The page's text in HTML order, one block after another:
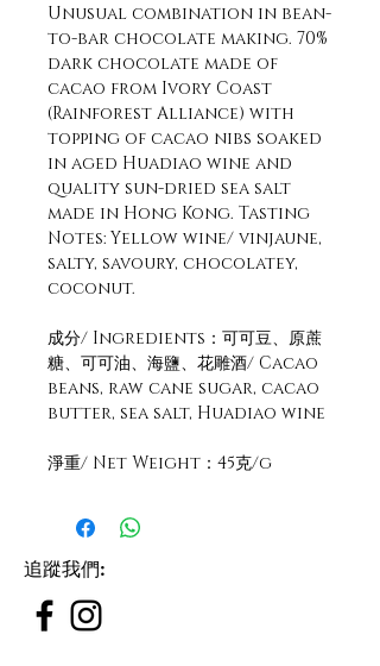
Unusual combination in bean-
to-bar chocolate making. 70%
dark chocolate made of
cacao from Ivory Coast
(Rainforest Alliance) with
topping of cacao nibs soaked
in aged Huadiao wine and
quality sun-dried sea salt
made in Hong Kong. Tasting
Notes: Yellow wine/ vinjaune,
salty, savoury, chocolatey,
coconut.
成分/ Ingredients：可可豆、原蔗
糖、可可油、海鹽、花雕酒/ Cacao
beans, raw cane sugar, cacao
butter, sea salt, Huadiao wine
淨重/ Net Weight：45克/g
追蹤我們: